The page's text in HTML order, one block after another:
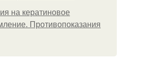
на кератиновое
Противопоказания